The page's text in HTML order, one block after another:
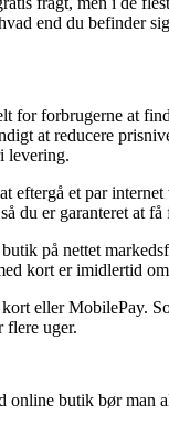
end du befinder
for forbrugerne at
at reducere
levering.
eftergå et par
du er garanteret at få
på nettet
kort er imidlertid
eller MobilePay.
flere uger.
butik bør man